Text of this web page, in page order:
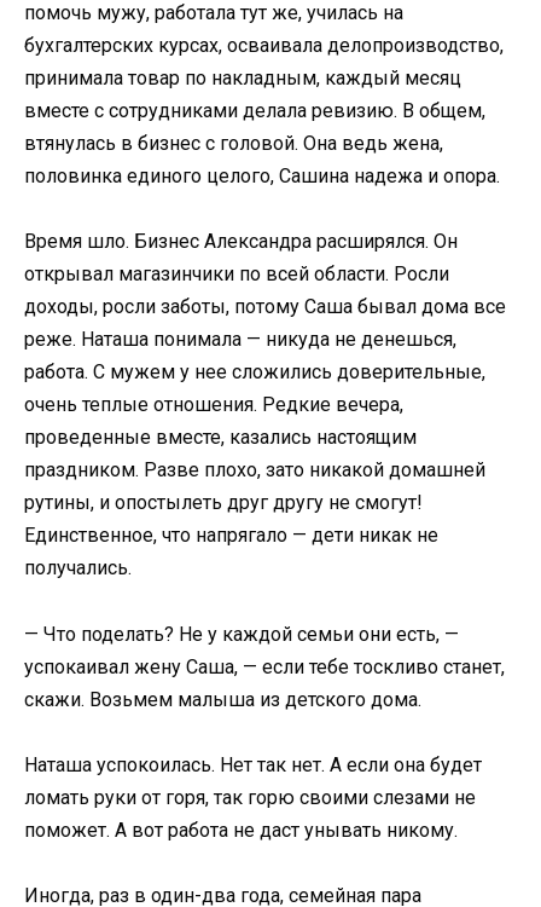
помочь мужу, работала тут же, училась на
бухгалтерских курсах, осваивала делопроизводство,
принимала товар по накладным, каждый месяц
вместе с сотрудниками делала ревизию. В общем,
втянулась в бизнес с головой. Она ведь жена,
половинка единого целого, Сашина надежа и опора.
Время шло. Бизнес Александра расширялся. Он
открывал магазинчики по всей области. Росли
доходы, росли заботы, потому Саша бывал дома все
реже. Наташа понимала — никуда не денешься,
работа. С мужем у нее сложились доверительные,
очень теплые отношения. Редкие вечера,
проведенные вместе, казались настоящим
праздником. Разве плохо, зато никакой домашней
рутины, и опостылеть друг другу не смогут!
Единственное, что напрягало — дети никак не
получались.
— Что поделать? Не у каждой семьи они есть, —
успокаивал жену Саша, — если тебе тоскливо станет,
скажи. Возьмем малыша из детского дома.
Наташа успокоилась. Нет так нет. А если она будет
ломать руки от горя, так горю своими слезами не
поможет. А вот работа не даст унывать никому.
Иногда, раз в один-два года, семейная пара